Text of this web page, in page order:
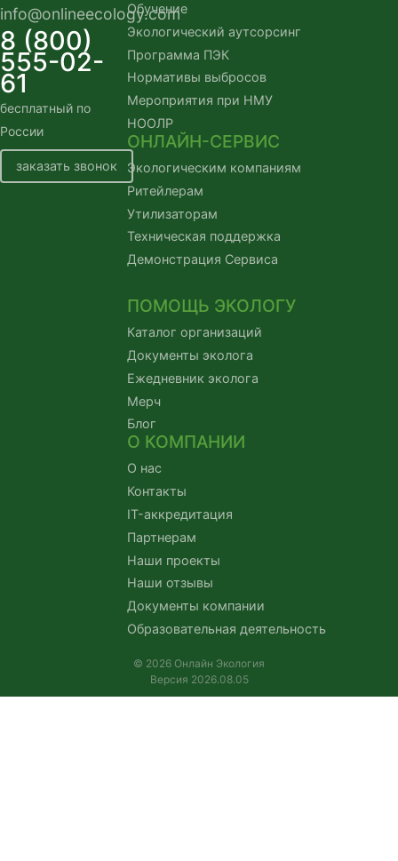
info@onlineecology.com
8 (800)
555-02-
61
бесплатный по
России
заказать звонок
Обучение
Экологический аутсорсинг
Программа ПЭК
Нормативы выбросов
Мероприятия при НМУ
НООЛР
ОНЛАЙН-СЕРВИС
Экологическим компаниям
Ритейлерам
Утилизаторам
Техническая поддержка
Демонстрация Сервиса
ПОМОЩЬ ЭКОЛОГУ
Каталог организаций
Документы эколога
Ежедневник эколога
Мерч
Блог
О КОМПАНИИ
О нас
Контакты
IT-аккредитация
Партнерам
Наши проекты
Наши отзывы
Документы компании
Образовательная деятельность
© 2026 Онлайн Экология
Версия 2026.08.05